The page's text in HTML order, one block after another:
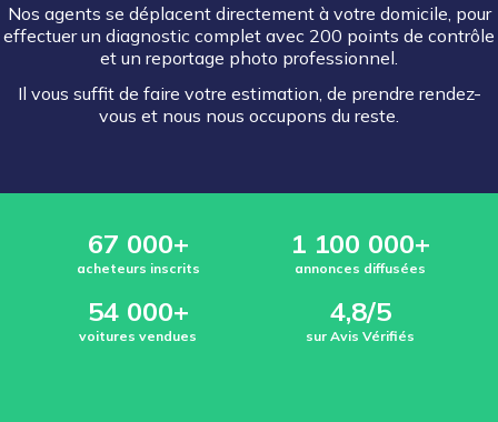
Nos agents se déplacent directement à votre domicile, pour
effectuer un diagnostic complet avec 200 points de contrôle
et un reportage photo professionnel.
Il vous suffit de faire votre estimation, de prendre rendez-
vous et nous nous occupons du reste.
67 000+
acheteurs inscrits
1 100 000+
annonces diffusées
54 000+
voitures vendues
4,8/5
sur Avis Vérifiés